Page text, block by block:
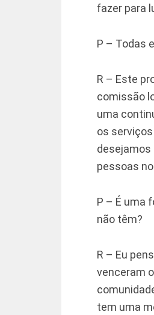
fazer para
P – Todas
R – Este
comissão
uma
os
desejamos
pessoas
P – É uma
não têm?
R – Eu
venceram
tem uma